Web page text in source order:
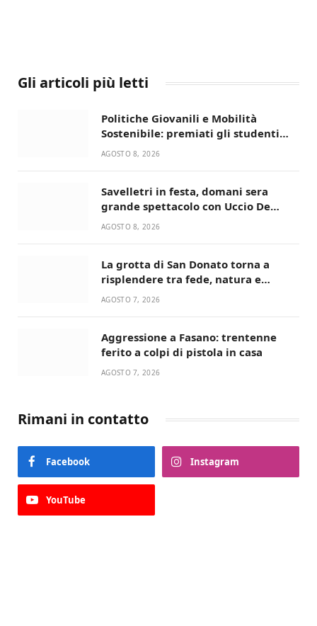
Gli articoli più letti
Politiche Giovanili e Mobilità
Sostenibile: premiati gli studenti
universitari del bando “La strada
AGOSTO 8, 2026
Savelletri in festa, domani sera
grande spettacolo con Uccio De
Santis
AGOSTO 8, 2026
La grotta di San Donato torna a
risplendere tra fede, natura e
devozione
AGOSTO 7, 2026
Aggressione a Fasano: trentenne
ferito a colpi di pistola in casa
AGOSTO 7, 2026
Rimani in contatto
Facebook Instagram
YouTube